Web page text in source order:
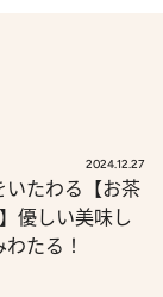
2024.12.27
たわる【お茶
優しい美味し
たる！